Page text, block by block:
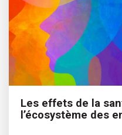
Les effets de la
l’écosystème des